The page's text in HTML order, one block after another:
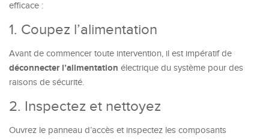
efficace :
1. Coupez l’alimentation
Avant de commencer toute intervention, il est impératif de
déconnecter l’alimentation électrique du système pour des
raisons de sécurité.
2. Inspectez et nettoyez
Ouvrez le panneau d’accès et inspectez les composants